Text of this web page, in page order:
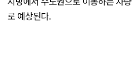
로 예상된다.